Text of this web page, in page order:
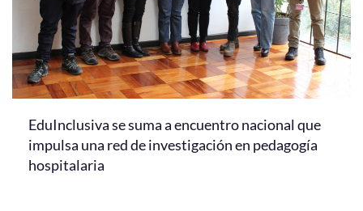
EduInclusiva se suma a encuentro nacional que
impulsa una red de investigación en pedagogía
hospitalaria